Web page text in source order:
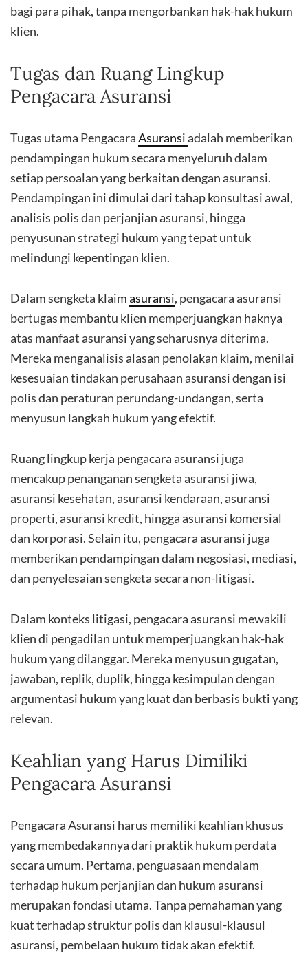
bagi para pihak, tanpa mengorbankan hak-hak hukum
klien.
Tugas dan Ruang Lingkup
Pengacara Asuransi
Tugas utama PengacaraAsuransiadalah memberikan
pendampingan hukum secara menyeluruh dalam
setiap persoalan yang berkaitan dengan asuransi.
Pendampingan ini dimulai dari tahap konsultasi awal,
analisis polis dan perjanjian asuransi, hingga
penyusunan strategi hukum yang tepat untuk
melindungi kepentingan klien.
Dalam sengketa klaimasuransi, pengacara asuransi
bertugas membantu klien memperjuangkan haknya
atas manfaat asuransi yang seharusnya diterima.
Mereka menganalisis alasan penolakan klaim, menilai
kesesuaian tindakan perusahaan asuransi dengan isi
polis dan peraturan perundang-undangan, serta
menyusun langkah hukum yang efektif.
Ruang lingkup kerja pengacara asuransi juga
mencakup penanganan sengketa asuransi jiwa,
asuransi kesehatan, asuransi kendaraan, asuransi
properti, asuransi kredit, hingga asuransi komersial
dan korporasi. Selain itu, pengacara asuransi juga
memberikan pendampingan dalam negosiasi, mediasi,
dan penyelesaian sengketa secara non-litigasi.
Dalam konteks litigasi, pengacara asuransi mewakili
klien di pengadilan untuk memperjuangkan hak-hak
hukum yang dilanggar. Mereka menyusun gugatan,
jawaban, replik, duplik, hingga kesimpulan dengan
argumentasi hukum yang kuat dan berbasis bukti yang
relevan.
Keahlian yang Harus Dimiliki
Pengacara Asuransi
Pengacara Asuransi harus memiliki keahlian khusus
yang membedakannya dari praktik hukum perdata
secara umum. Pertama, penguasaan mendalam
terhadap hukum perjanjian dan hukum asuransi
merupakan fondasi utama. Tanpa pemahaman yang
kuat terhadap struktur polis dan klausul-klausul
asuransi, pembelaan hukum tidak akan efektif.